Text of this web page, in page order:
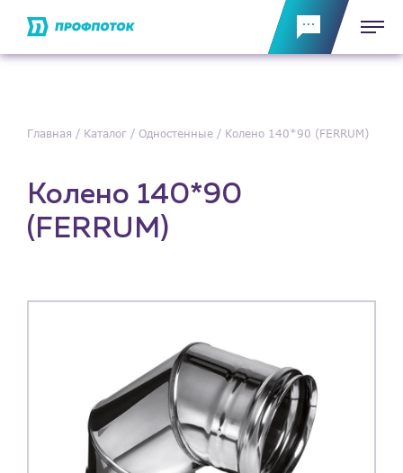
Главная Каталог Одностенные Колено 140*90 (FERRUM)
Колено 140*90
(FERRUM)